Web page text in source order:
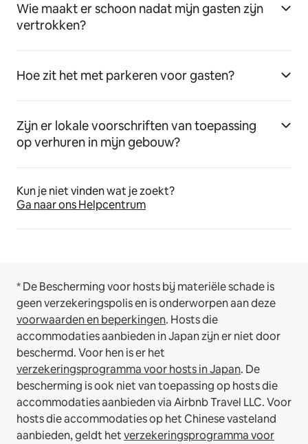
Wie maakt er schoon nadat mijn gasten zijn
vertrokken?
Hoe zit het met parkeren voor gasten?
Zijn er lokale voorschriften van toepassing
op verhuren in mijn gebouw?
Kun je niet vinden wat je zoekt?
Ga naar ons Helpcentrum
* De Bescherming voor hosts bij materiële schade is
geen verzekeringspolis en is onderworpen aan deze
voorwaarden en beperkingen. Hosts die
accommodaties aanbieden in Japan zijn er niet door
beschermd. Voor hen is er het
verzekeringsprogramma voor hosts in Japan. De
bescherming is ook niet van toepassing op hosts die
accommodaties aanbieden via Airbnb Travel LLC.Voor
hosts die accommodaties op het Chinese vasteland
aanbieden, geldt hetverzekeringsprogramma voor